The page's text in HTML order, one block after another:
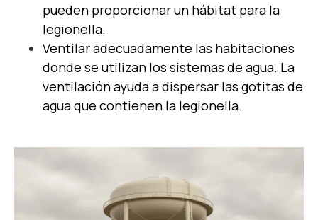
pueden proporcionar un hábitat para la
legionella.
Ventilar adecuadamente las habitaciones
donde se utilizan los sistemas de agua. La
ventilación ayuda a dispersar las gotitas de
agua que contienen la legionella.